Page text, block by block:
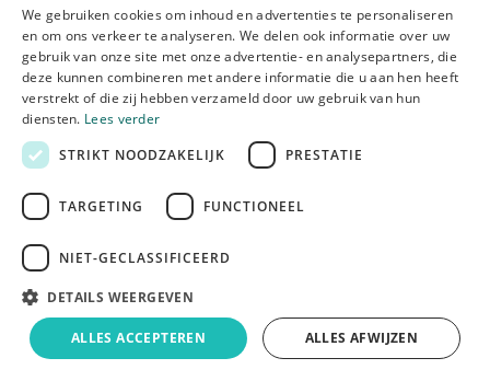
Verpleegkunde
Voedings- en Dieetkunde
Vroedkunde
Bachelors & Masters - Arts
RITCS | Royal Institute for Theatre, Cinema &
Sound
bachelor Audiovisuele Kunsten
Master of Arts in de Audiovisuele Kunsten
We gebruiken cookies om inhoud en advertenties te personaliseren
en om ons verkeer te analyseren. We delen ook informatie over uw
gebruik van onze site met onze advertentie- en analysepartners, die
deze kunnen combineren met andere informatie die u aan hen heeft
verstrekt of die zij hebben verzameld door uw gebruik van hun
diensten. Lees verder
STRIKT NOODZAKELIJK
PRESTATIE
TARGETING FUNCTIONEEL
NIET-GECLASSIFICEERD
DETAILS WEERGEVEN
ALLES ACCEPTEREN ALLES AFWIJZEN